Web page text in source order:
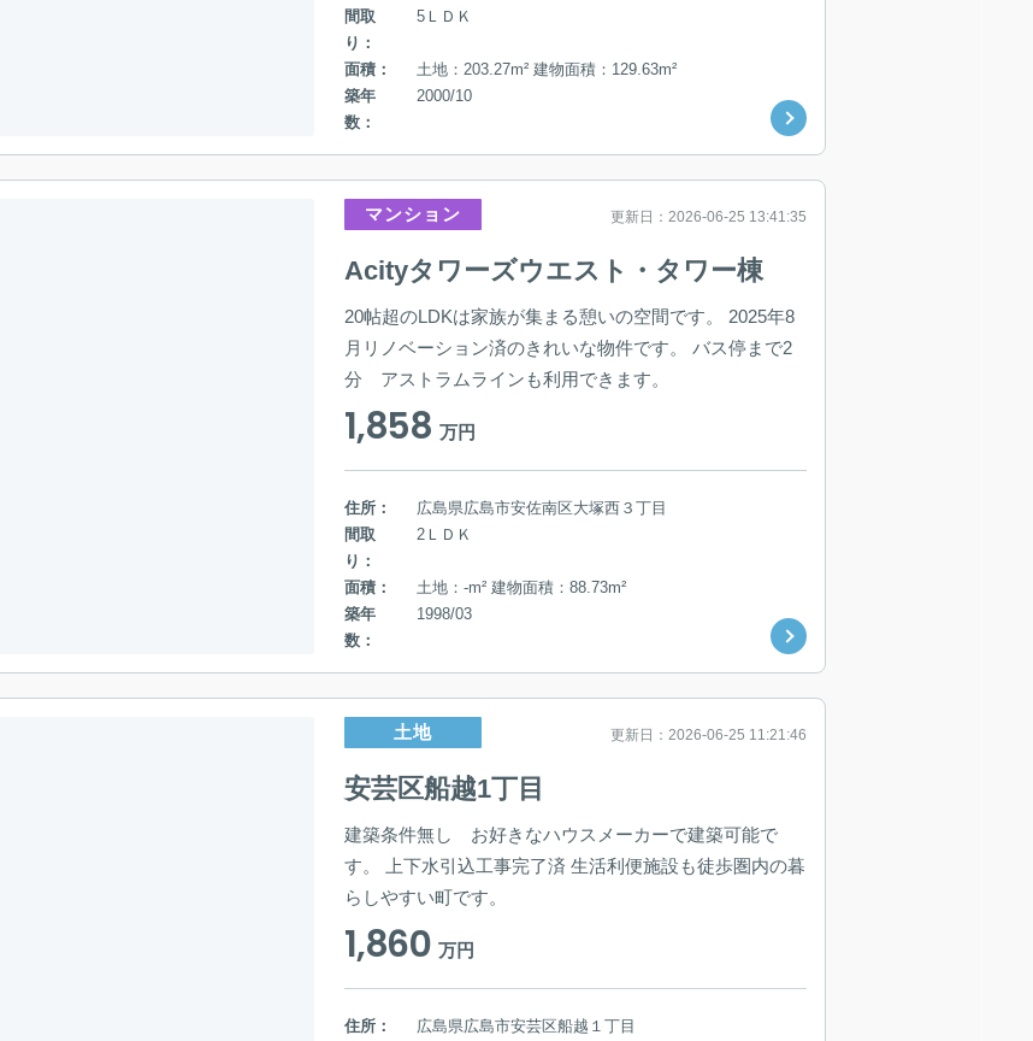
間取
り：
5ＬＤＫ
面積：
土地：203.27m² 建物面積：129.63m²
築年
数：
2000/10
マンション 更新日：2026-06-25 13:41:35
Acityタワーズウエスト・タワー棟
20帖超のLDKは家族が集まる憩いの空間です。 2025年8
月リノベーション済のきれいな物件です。 バス停まで2
分 アストラムラインも利用できます。
1,858 万円
住所：
広島県広島市安佐南区大塚西３丁目
間取
り：
2ＬＤＫ
面積：
土地：-m² 建物面積：88.73m²
築年
数：
1998/03
土地 更新日：2026-06-25 11:21:46
安芸区船越1丁目
建築条件無し お好きなハウスメーカーで建築可能で
す。 上下水引込工事完了済 生活利便施設も徒歩圏内の暮
らしやすい町です。
1,860 万円
住所：
広島県広島市安芸区船越１丁目